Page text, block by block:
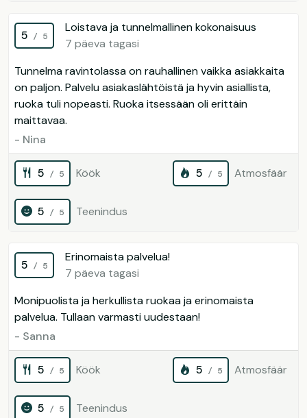
5 / 5
Loistava ja tunnelmallinen kokonaisuus
7 päeva tagasi
Tunnelma ravintolassa on rauhallinen vaikka asiakkaita
on paljon. Palvelu asiakaslähtöistä ja hyvin asiallista,
ruoka tuli nopeasti. Ruoka itsessään oli erittäin
maittavaa.
- Nina
5 / 5 Köök 5 / 5 Atmosfäär
5 / 5 Teenindus
5 / 5
Erinomaista palvelua!
7 päeva tagasi
Monipuolista ja herkullista ruokaa ja erinomaista
palvelua. Tullaan varmasti uudestaan!
- Sanna
5 / 5 Köök 5 / 5 Atmosfäär
5 / 5 Teenindus